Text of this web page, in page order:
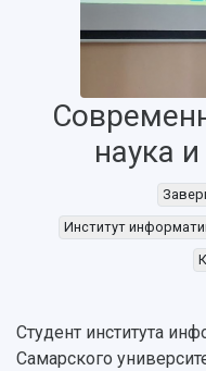
НАЗАД
Об университете
Ключевые факты
Наблюдательный
Попечительский
Новости
Главные новости
Бортжурнал
СМИ об
Образование
Почему я
Абитуриенту
Бакалавриат и
Формы обучения
Учебные планы
Научно-
Основные
Научные школы
работников
Научно-
наука
Институт
Студент института
Самарского